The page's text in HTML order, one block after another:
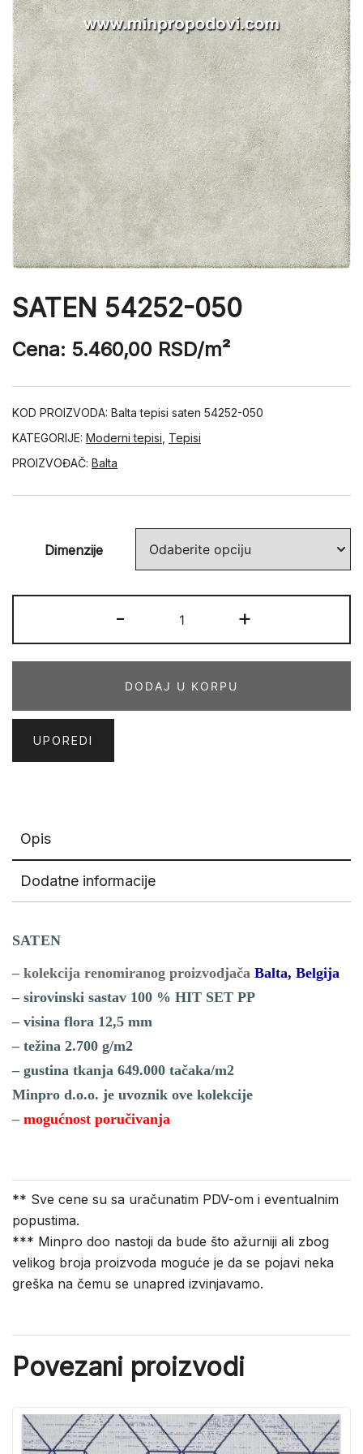
SATEN 54252-050
Cena: 5.460,00 RSD/m²
KOD PROIZVODA: Balta tepisi saten 54252-050
KATEGORIJE: Moderni tepisi Tepisi
PROIZVOĐAČ: Balta
Dimenzije
-
54252-
050
+
DODAJ U KORPU
UPOREDI
Opis
Dodatne informacije
SATEN
– kolekcija renomiranog proizvodjača Balta, Belgija
– sirovinski sastav 100 % HIT SET PP
– visina flora 12,5 mm
– težina 2.700 g/m2
– gustina tkanja 649.000 tačaka/m2
Minpro d.o.o. je uvoznik ove kolekcije
– mogućnost poručivanja
** Sve cene su sa uračunatim PDV-om i eventualnim
popustima.
*** Minpro doo nastoji da bude što ažurniji ali zbog
velikog broja proizvoda moguće je da se pojavi neka
greška na čemu se unapred izvinjavamo.
Povezani proizvodi